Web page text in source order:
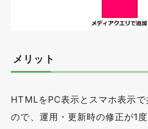
メリット
HTMLをPC表示とスマホ表示で
ので、運用・更新時の修正が1度